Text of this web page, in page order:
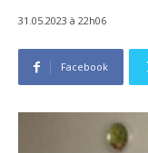
31.05.2023 à 22h06
Facebook